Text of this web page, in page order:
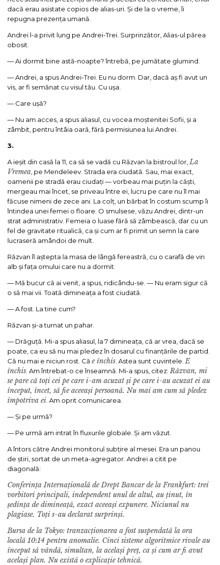
dacă erau asistate copios de alias-uri. Și de la o vreme, îi
repugna prezența umană.
Andrei l-a privit lung pe Andrei-Trei. Surprinzător, Alias-ul părea
obosit.
— Ai dormit bine astă-noapte? întrebă, pe jumătate glumind.
— Andrei, a spus Andrei-Trei. Eu nu dorm. Dar, dacă aș fi avut un
vis, ar fi semănat cu visul tău. Cu ușa.
— Care ușă?
— Nu am acces, a spus aliasul, cu vocea moștenitei Sofii, și a
zâmbit, pentru întâia oară, fără permisiunea lui Andrei.
3.
A ieșit din casă la 11, ca să se vadă cu Răzvan la bistroul lor, La
Vremea , pe Mendeleev. Strada era ciudată. Sau, mai exact,
oamenii pe stradă erau ciudați — vorbeau mai puțin la căști,
mergeau mai încet, se priveau între ei, lucru pe care nu îl mai
făcuse nimeni de zece ani. La colț, un bărbat în costum scump îi
întindea unei femei o floare. O smulsese, văzu Andrei, dintr-un
strat administrativ. Femeia o luase fără să zâmbească, dar cu un
fel de gravitate ritualică, ca și cum ar fi primit un semn la care
lucraseră amândoi de mult.
Răzvan îl aștepta la masa de lângă fereastră, cu o carafă de vin
alb și fața omului care nu a dormit.
— Mă bucur că ai venit, a spus, ridicându-se. — Nu eram sigur că
o să mai vii. Toată dimineața a fost ciudată.
— A fost. La tine cum?
Răzvan și-a turnat un pahar.
— Drăguță. Mi-a spus aliasul, la 7 dimineața, că ar vrea, dacă se
poate, ca eu să nu mai pledez în dosarul cu finanțările de partid.
Că nu mai e niciun rost. Că e închis . Astea sunt cuvintele. E
închis . Am întrebat-o ce înseamnă. Mi-a spus, citez: Răzvan, mi
se pare că toți cei pe care i-am acuzat și pe care i-au acuzat ei au
început, încet, să fie aceeași persoană. Nu mai am cum să pledez
împotriva ei . Am oprit comunicarea.
— Și pe urmă?
— Pe urmă am intrat în fluxurile globale. Și am văzut.
A întors către Andrei monitorul subțire al mesei. Era un panou
de știri, sortat de un meta-agregator. Andrei a citit pe
diagonală:
Conferința Internațională de Drept Bancar de la Frankfurt: trei
vorbitori principali, independent unul de altul, au ținut, în
ședința de dimineață, exact aceeași expunere. Niciunul nu
plagiase. Toți s-au declarat surprinși.
Bursa de la Tokyo: tranzacționarea a fost suspendată la ora
locală 10:14 pentru anomalie. Cinci sisteme algoritmice rivale au
început să vândă, simultan, la același preț, ca și cum ar fi avut
același plan. Nu există o explicație tehnică.